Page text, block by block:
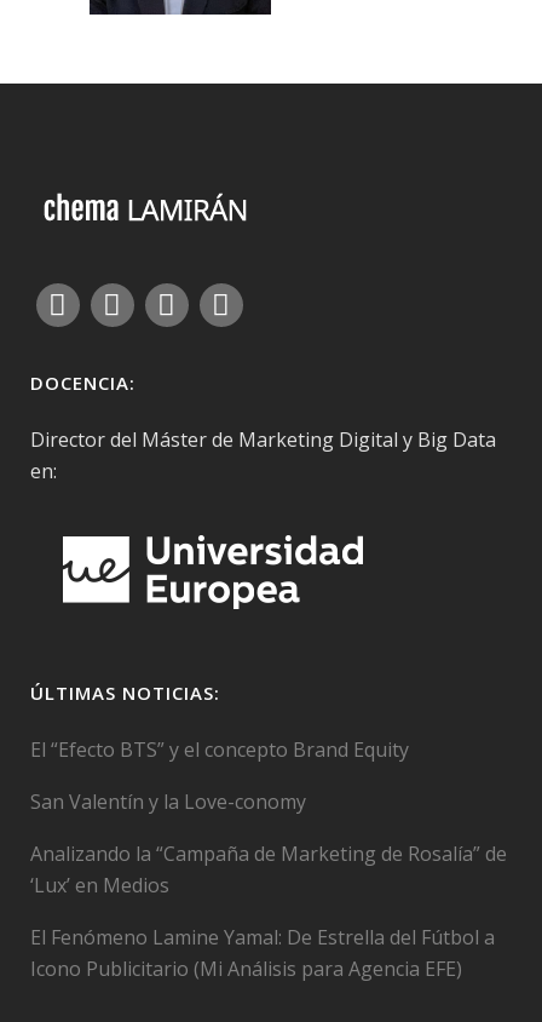
DOCENCIA:
Director del Máster de Marketing Digital y Big Data
en:
ÚLTIMAS NOTICIAS:
El “Efecto BTS” y el concepto Brand Equity
San Valentín y la Love-conomy
Analizando la “Campaña de Marketing de Rosalía” de
‘Lux’ en Medios
El Fenómeno Lamine Yamal: De Estrella del Fútbol a
Icono Publicitario (Mi Análisis para Agencia EFE)